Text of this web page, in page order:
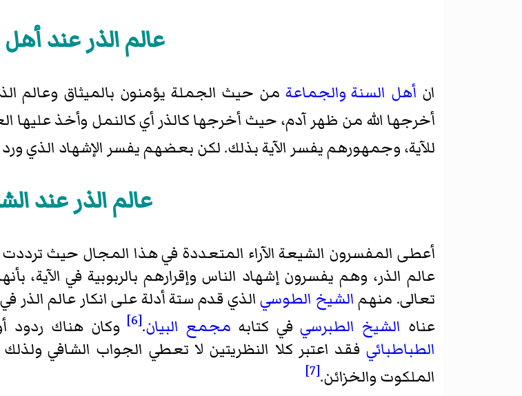
عالم الذر عند أهل
ان أهل السنة والجماعة من حيث الجملة يؤمنون بالميثاق وعالم
أخرجها الله من ظهر آدم، حيث أخرجها كالذر أي كالنمل وأخذ عليها
للآية، وجمهورهم يفسر الآية بذلك. لكن بعضهم يفسر الإشهاد الذي ورد
عالم الذر عند
أعطی المفسرون الشيعة الآراء المتعددة في هذا المجال حيث ترددت
عالم الذر، وهم يفسرون إشهاد الناس وإقرارهم بالربوبية في الآية،
تعالى. منهم الشيخ الطوسيالذي قدم ستة أدلة علی انكار عالم الذر في
عناه الشيخ الطبرسيفي كتابه مجمع البيان.
[6] وكان هناك ردود
الطباطبائي فقد اعتبر كلا النظريتين لا تعطي الجواب الشافي
الملكوت والخزائن.[7]